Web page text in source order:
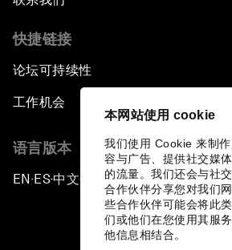
本网站使用 cookie
我们使用 Cookie 来制
容与广告、提供社交媒
的流量。我们还会与社
合作伙伴分享您对我们
些合作伙伴可能会将此
们或他们在您使用其服
他信息相结合。
快捷链接
论坛可持续性
工作机会
语言版本
EN ▪ ES▪中文▪ 日本語